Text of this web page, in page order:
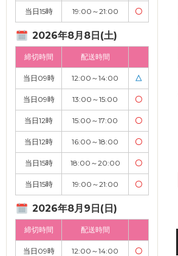
当日15時 19:00～21:00 〇
2026年8月8日(土)
締切時間 配送時間
当日09時 12:00～14:00 △
当日09時 13:00～15:00 〇
当日12時 15:00～17:00 〇
当日12時 16:00～18:00 〇
当日15時 18:00～20:00 〇
当日15時 19:00～21:00 〇
2026年8月9日(日)
締切時間 配送時間
当日09時 12:00～14:00 〇